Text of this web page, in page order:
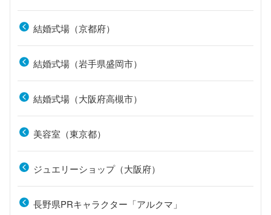
結婚式場（京都府）
結婚式場（岩手県盛岡市）
結婚式場（大阪府高槻市）
美容室（東京都）
ジュエリーショップ（大阪府）
長野県PRキャラクター「アルクマ」